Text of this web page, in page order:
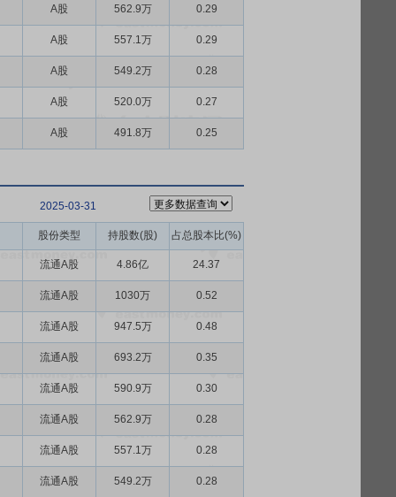
A股 562.9万 0.29
A股 557.1万 0.29
A股 549.2万 0.28
A股 520.0万 0.27
A股 491.8万 0.25
2025-03-31
股份类型 持股数(股) 占总股本比(%)
流通A股 4.86亿 24.37
流通A股 1030万 0.52
流通A股 947.5万 0.48
流通A股 693.2万 0.35
流通A股 590.9万 0.30
流通A股 562.9万 0.28
流通A股 557.1万 0.28
流通A股 549.2万 0.28